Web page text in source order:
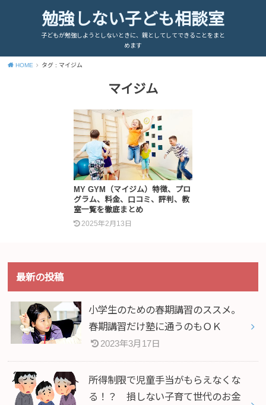
勉強しない子ども相談室
子どもが勉強しようとしないときに、親としてしてできることをまと
めます
HOME タグ : マイジム
マイジム
MY GYM（マイジム）特徴、プロ
グラム、料金、口コミ、評判、教
室一覧を徹底まとめ
2025年2月13日
最新の投稿
小学生のための春期講習のススメ。
春期講習だけ塾に通うのもＯＫ
2023年3月17日
所得制限で児童手当がもらえなくな
る！？ 損しない子育て世代のお金